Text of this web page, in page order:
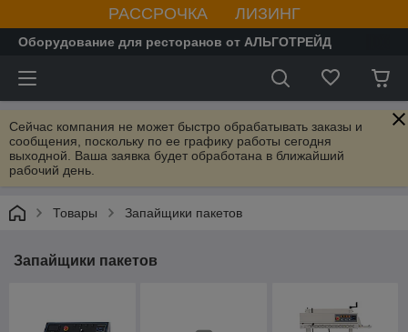
РАССРОЧКА ЛИЗИНГ
Оборудование для ресторанов от АЛЬГОТРЕЙД
Сейчас компания не может быстро обрабатывать заказы и
сообщения, поскольку по ее графику работы сегодня
выходной. Ваша заявка будет обработана в ближайший
рабочий день.
Товары Запайщики пакетов
Запайщики пакетов